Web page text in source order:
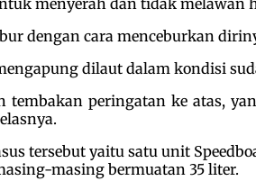
dengan cara menceburkan
dilaut dalam kondisi
peringatan ke atas,
tersebut yaitu satu unit
masing bermuatan 35 liter.